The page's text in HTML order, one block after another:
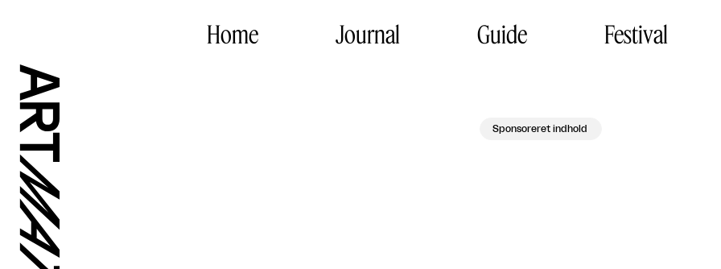
Home Journal Guide Festival
Sponsoreret indhold